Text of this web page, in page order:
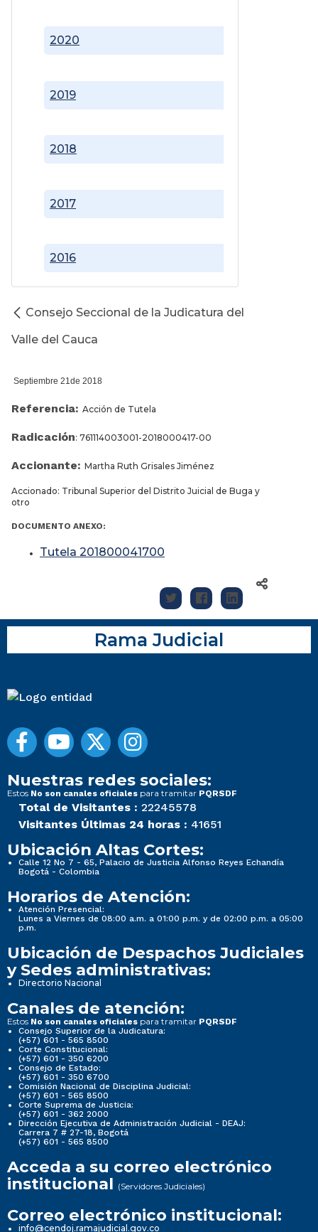
2016
2017
2018
2019
2020
Consejo Seccional de la Judicatura del
Valle del Cauca
Septiembre 21de 2018
Referencia: Acción de Tutela
Radicación: 761114003001-2018000417-00
Accionante: Martha Ruth Grisales Jiménez
Accionado: Tribunal Superior del Distrito Juicial de Buga y
otro
DOCUMENTO ANEXO:
Tutela 201800041700
Rama Judicial
Nuestras redes sociales:
Estos No son canales oficiales para tramitar PQRSDF
Total de Visitantes : 22245578
Visitantes Últimas 24 horas : 41651
Ubicación Altas Cortes:
Calle 12 No 7 - 65, Palacio de Justicia Alfonso Reyes Echandía
Bogotá - Colombia
Horarios de Atención:
Atención Presencial:
Lunes a Viernes de 08:00 a.m. a 01:00 p.m. y de 02:00 p.m. a 05:00
p.m.
Ubicación de Despachos Judiciales
y Sedes administrativas:
Directorio Nacional
Canales de atención:
Estos No son canales oficiales para tramitar PQRSDF
Consejo Superior de la Judicatura:
(+57) 601 - 565 8500
Corte Constitucional:
(+57) 601 - 350 6200
Consejo de Estado:
(+57) 601 - 350 6700
Comisión Nacional de Disciplina Judicial:
(+57) 601 - 565 8500
Corte Suprema de Justicia:
(+57) 601 - 362 2000
Dirección Ejecutiva de Administración Judicial - DEAJ:
Carrera 7 # 27-18, Bogotá
(+57) 601 - 565 8500
Acceda a su correo electrónico
institucional (Servidores Judiciales)
Correo electrónico institucional:
info@cendoj.ramajudicial.gov.co